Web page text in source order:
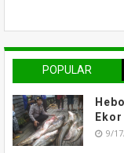
POPULAR
9/